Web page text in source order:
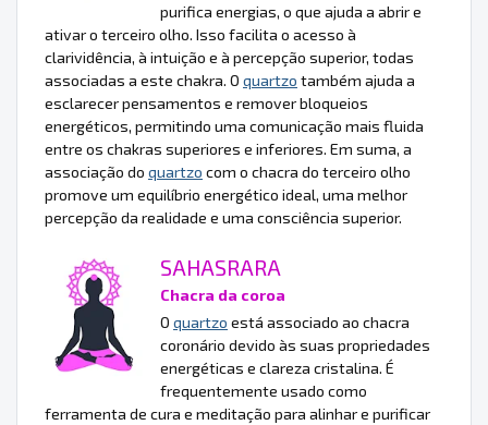
purifica energias, o que ajuda a abrir e
ativar o terceiro olho. Isso facilita o acesso à
clarividência, à intuição e à percepção superior, todas
associadas a este chakra. O quartzo também ajuda a
esclarecer pensamentos e remover bloqueios
energéticos, permitindo uma comunicação mais fluida
entre os chakras superiores e inferiores. Em suma, a
associação do quartzo com o chacra do terceiro olho
promove um equilíbrio energético ideal, uma melhor
percepção da realidade e uma consciência superior.
SAHASRARA
Chacra da coroa
O quartzo está associado ao chacra
coronário devido às suas propriedades
energéticas e clareza cristalina. É
frequentemente usado como
ferramenta de cura e meditação para alinhar e purificar